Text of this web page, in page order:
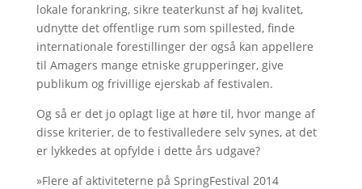
lokale forankring, sikre teaterkunst af høj kvalitet,
udnytte det offentlige rum som spillested, finde
internationale forestillinger der også kan appellere
til Amagers mange etniske grupperinger, give
publikum og frivillige ejerskab af festivalen.
Og så er det jo oplagt lige at høre til, hvor mange af
disse kriterier, de to festivalledere selv synes, at det
er lykkedes at opfylde i dette års udgave?
»Flere af aktiviteterne på SpringFestival 2014